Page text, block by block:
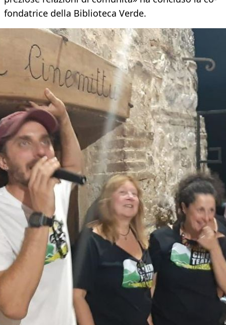
fondatrice della Biblioteca Verde.